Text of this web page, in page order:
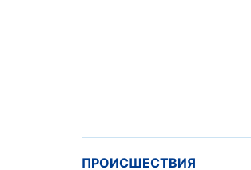
ПРОИСШЕСТВИЯ